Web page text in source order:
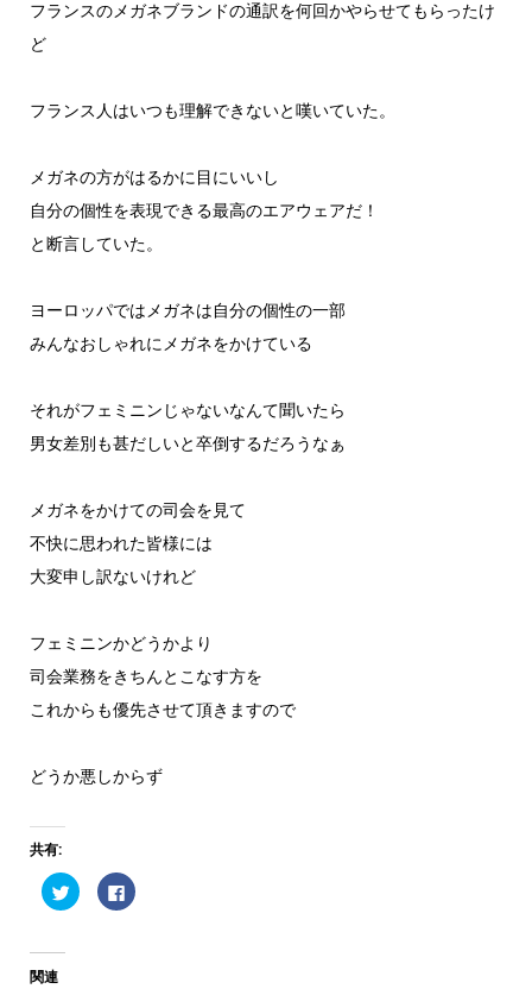
フランスのメガネブランドの通訳を何回かやらせてもらったけ
ど
フランス人はいつも理解できないと嘆いていた。
メガネの方がはるかに目にいいし
自分の個性を表現できる最高のエアウェアだ！
と断言していた。
ヨーロッパではメガネは自分の個性の一部
みんなおしゃれにメガネをかけている
それがフェミニンじゃないなんて聞いたら
男女差別も甚だしいと卒倒するだろうなぁ
メガネをかけての司会を見て
不快に思われた皆様には
大変申し訳ないけれど
フェミニンかどうかより
司会業務をきちんとこなす方を
これからも優先させて頂きますので
どうか悪しからず
共有:
ク
リ
Facebook
で
関連